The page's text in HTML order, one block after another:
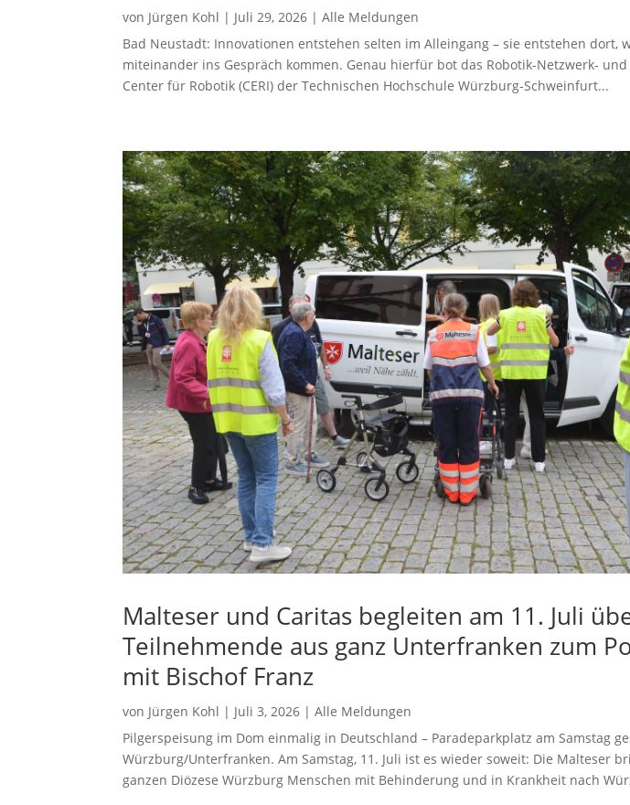
von Jürgen Kohl | Juli 29, 2026 |Alle Meldungen
Bad Neustadt: Innovationen entstehen selten im Alleingang – sie entstehen dort,
miteinander ins Gespräch kommen. Genau hierfür bot das Robotik-Netzwerk-
Center für Robotik (CERI) der Technischen Hochschule Würzburg-Schweinfurt...
Malteser und Caritas begleiten am 11. Juli
Teilnehmende aus ganz Unterfranken zum
mit Bischof Franz
von Jürgen Kohl | Juli 3, 2026 |Alle Meldungen
Pilgerspeisung im Dom einmalig in Deutschland – Paradeparkplatz am Samstag
Würzburg/Unterfranken. Am Samstag, 11. Juli ist es wieder soweit: Die Malteser
ganzen Diözese Würzburg Menschen mit Behinderung und in Krankheit nach